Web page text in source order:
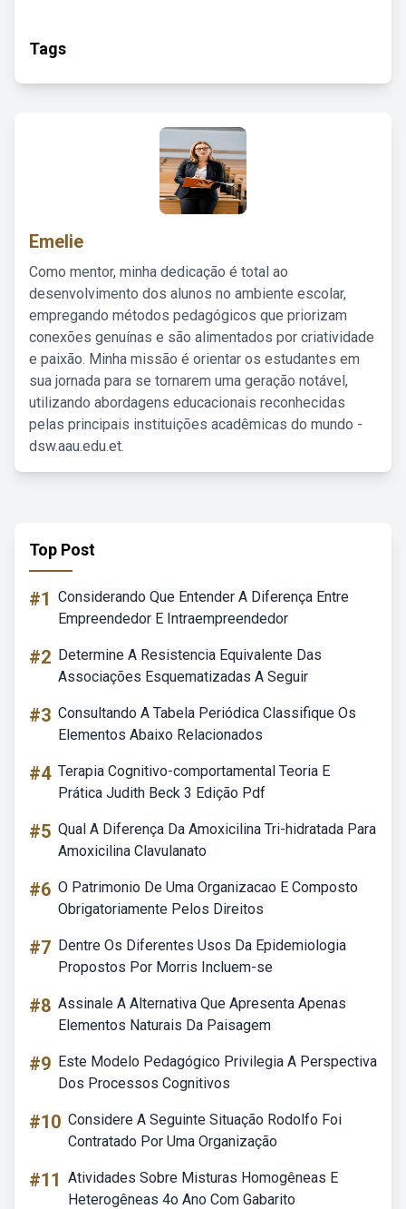
Tags
Emelie
Como mentor, minha dedicação é total ao
desenvolvimento dos alunos no ambiente escolar,
empregando métodos pedagógicos que priorizam
conexões genuínas e são alimentados por criatividade
e paixão. Minha missão é orientar os estudantes em
sua jornada para se tornarem uma geração notável,
utilizando abordagens educacionais reconhecidas
pelas principais instituições acadêmicas do mundo -
dsw.aau.edu.et.
Top Post
#1 Considerando Que Entender A Diferença Entre
Empreendedor E Intraempreendedor
#2 Determine A Resistencia Equivalente Das
Associações Esquematizadas A Seguir
#3 Consultando A Tabela Periódica Classifique Os
Elementos Abaixo Relacionados
#4 Terapia Cognitivo-comportamental Teoria E
Prática Judith Beck 3 Edição Pdf
#5 Qual A Diferença Da Amoxicilina Tri-hidratada Para
Amoxicilina Clavulanato
#6 O Patrimonio De Uma Organizacao E Composto
Obrigatoriamente Pelos Direitos
#7 Dentre Os Diferentes Usos Da Epidemiologia
Propostos Por Morris Incluem-se
#8 Assinale A Alternativa Que Apresenta Apenas
Elementos Naturais Da Paisagem
#9 Este Modelo Pedagógico Privilegia A Perspectiva
Dos Processos Cognitivos
#10 Considere A Seguinte Situação Rodolfo Foi
Contratado Por Uma Organização
#11 Atividades Sobre Misturas Homogêneas E
Heterogêneas 4o Ano Com Gabarito